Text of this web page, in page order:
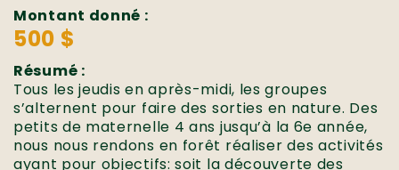
Montant donné :
500 $
Résumé :
Tous les jeudis en après-midi, les groupes
s’alternent pour faire des sorties en nature. Des
petits de maternelle 4 ans jusqu’à la 6e année,
nous nous rendons en forêt réaliser des activités
ayant pour objectifs: soit la découverte des